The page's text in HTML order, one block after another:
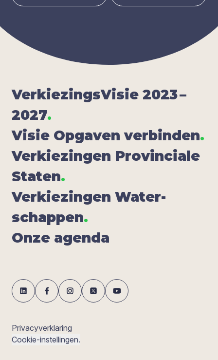
Ver­kie­zings­Vi­sie 2023–
2027.
Visie Opga­ven ver­bin­den.
Ver­kie­zin­gen Pro­vin­ci­a­le
Sta­ten.
Ver­kie­zin­gen Water­
schap­pen.
Onze agen­da
Privacyverklaring
Cookie-instellingen.